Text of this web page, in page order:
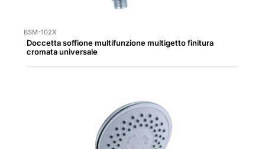
BSM-102X
Doccetta soffione multifunzione multigetto finitura
cromata universale